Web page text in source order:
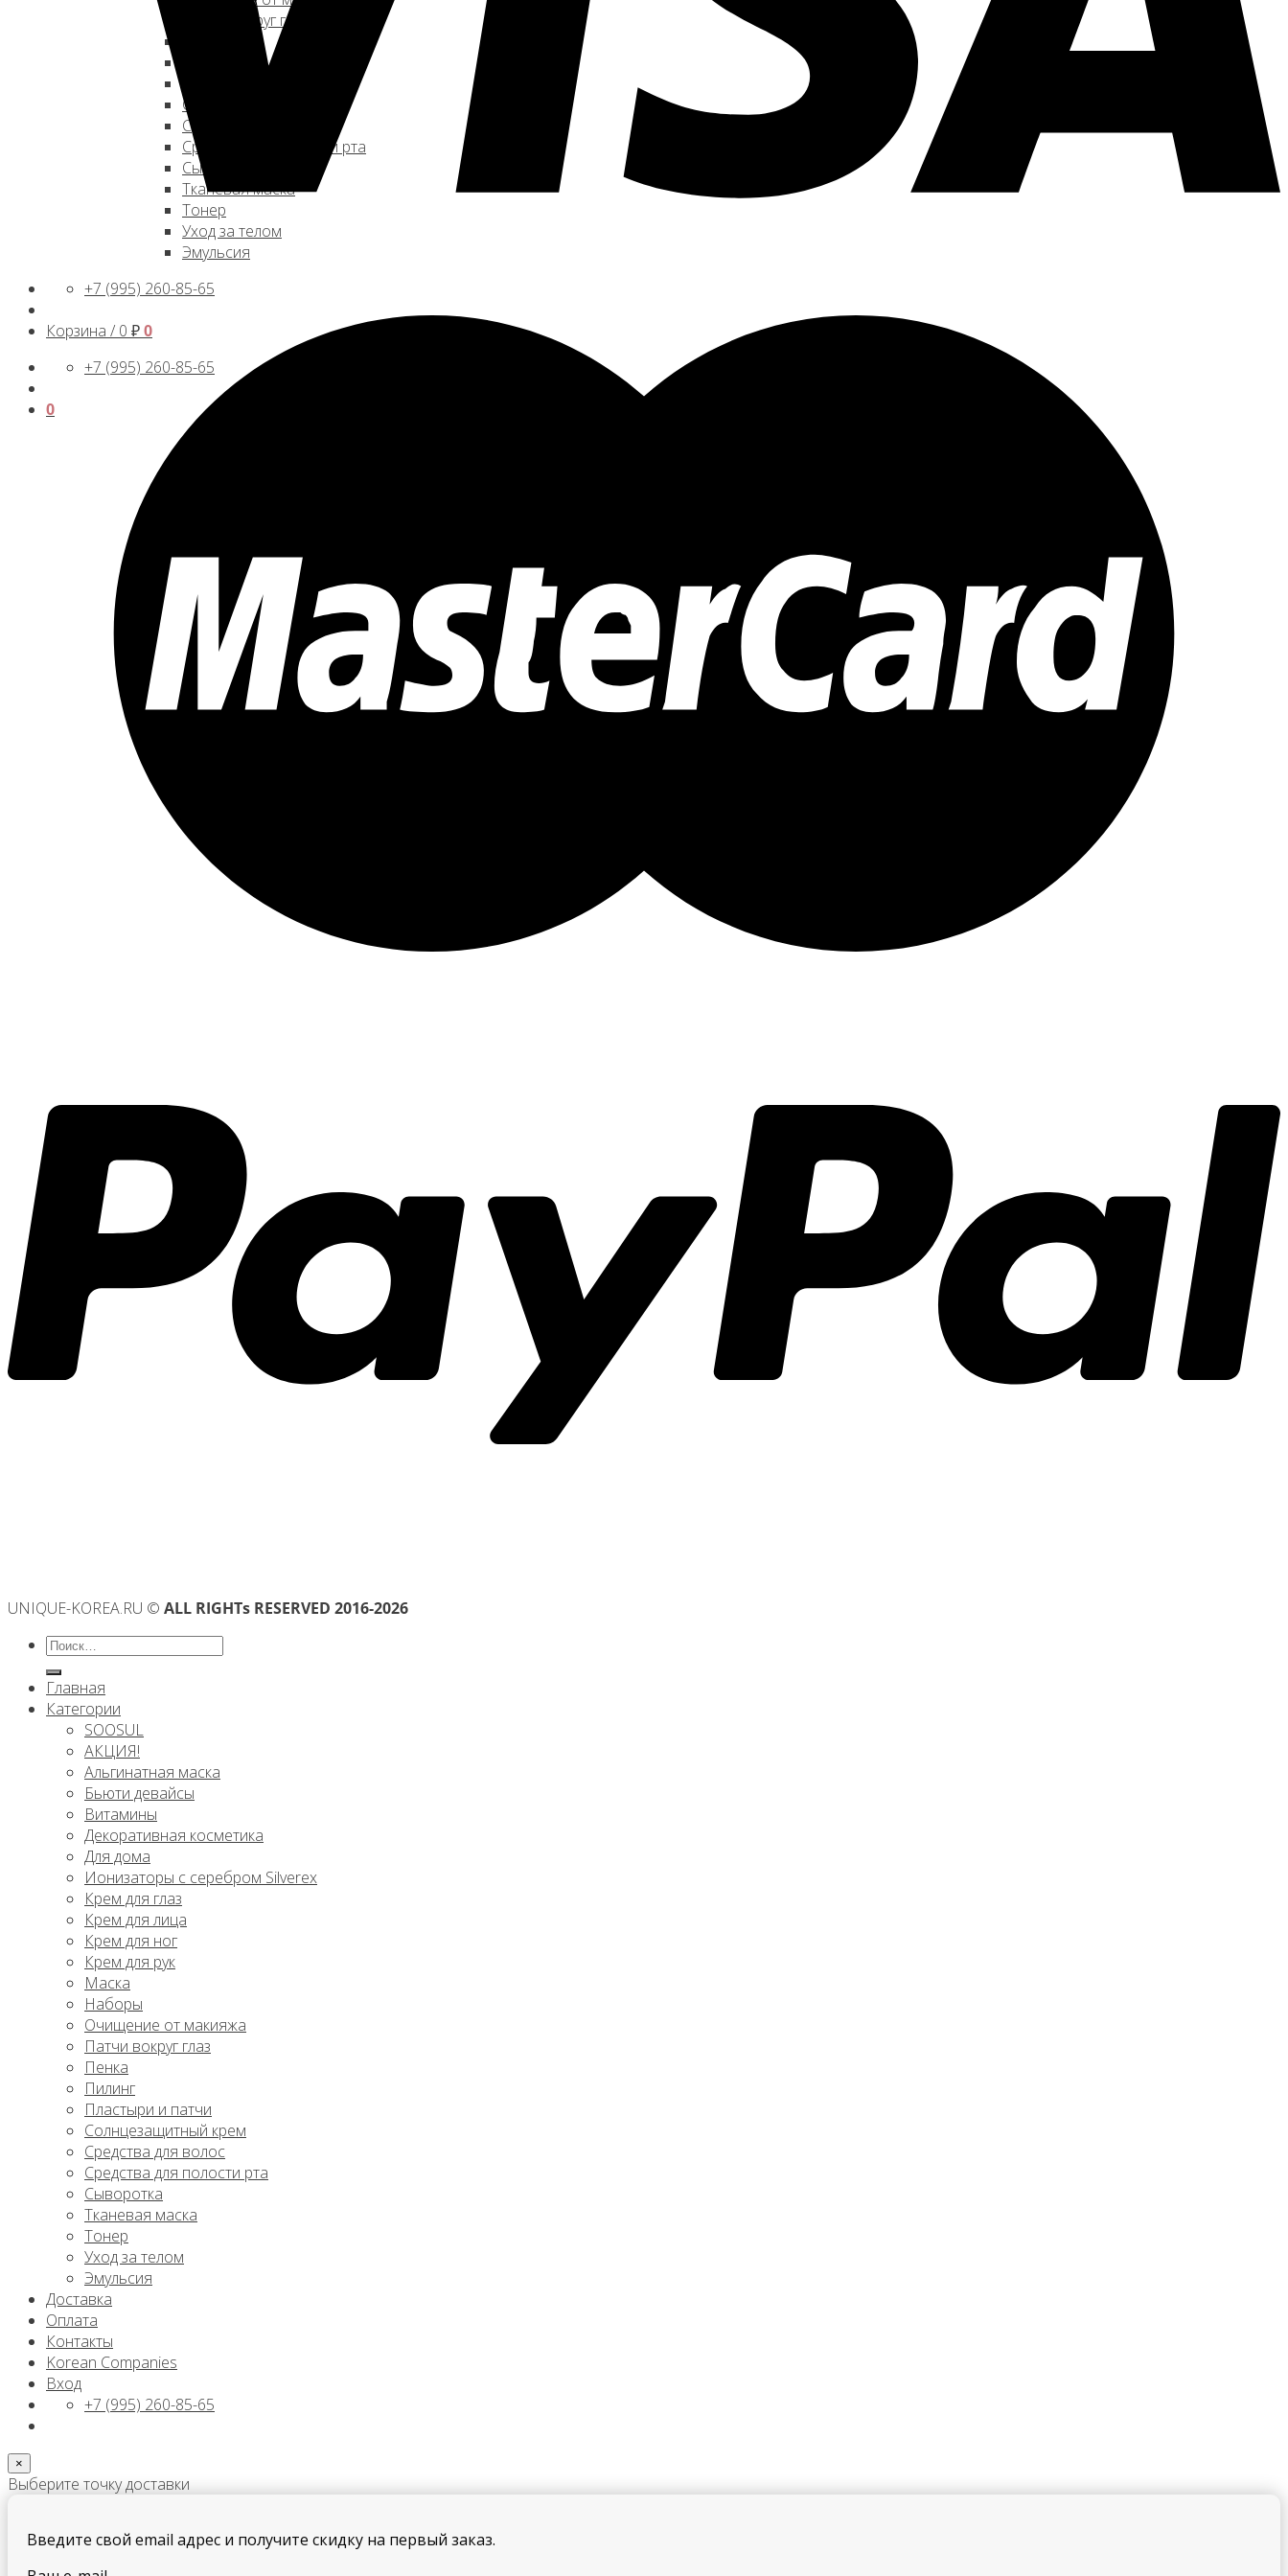
Патчи вокруг глаз
Солнцезащитный крем
Средства для волос
Средства для полости рта
Сыворотка
Тканевая маска
Тонер
Уход за телом
Эмульсия
+7 (995) 260-85-65
Корзина / 0 ₽0
+7 (995) 260-85-65
0
UNIQUE-KOREA.RU © ALL RIGHTs RESERVED 2016-2026
Искать:
Главная
Категории
SOOSUL
АКЦИЯ!
Альгинатная маска
Бьюти девайсы
Витамины
Декоративная косметика
Для дома
Ионизаторы с серебром Silverex
Крем для глаз
Крем для лица
Крем для ног
Крем для рук
Маска
Наборы
Очищение от макияжа
Патчи вокруг глаз
Пенка
Пилинг
Пластыри и патчи
Солнцезащитный крем
Средства для волос
Средства для полости рта
Сыворотка
Тканевая маска
Тонер
Уход за телом
Эмульсия
Доставка
Оплата
Контакты
Korean Companies
Вход
+7 (995) 260-85-65
×
Выберите точку доставки
Введите свой email адрес и получите скидку на первый заказ.